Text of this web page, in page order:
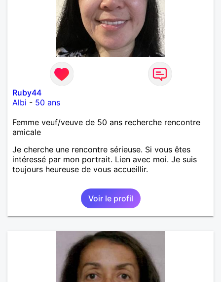
Ruby44
Albi - 50 ans
Femme veuf/veuve de 50 ans recherche rencontre
amicale
Je cherche une rencontre sérieuse. Si vous êtes
intéressé par mon portrait. Lien avec moi. Je suis
toujours heureuse de vous accueillir.
Voir le profil